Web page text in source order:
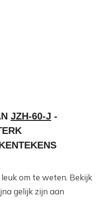
JZH-60-J -
om te weten. Bekijk
gelijk zijn aan